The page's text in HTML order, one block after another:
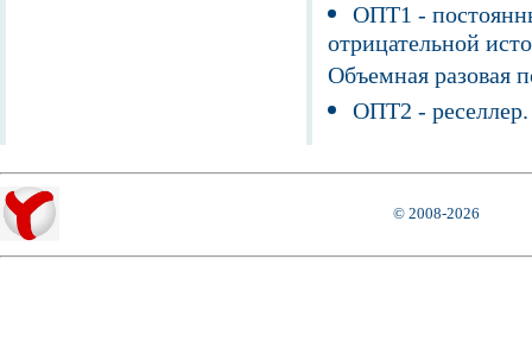
ОПТ1 -
отрицательной
Объемная разовая
ОПТ2 -
© 2008-2026